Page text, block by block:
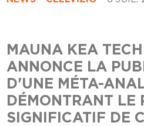
MAUNA KEA
ANNONCE LA
D'UNE MÉTA-
DÉMONTRANT LE
SIGNIFICATIF DE